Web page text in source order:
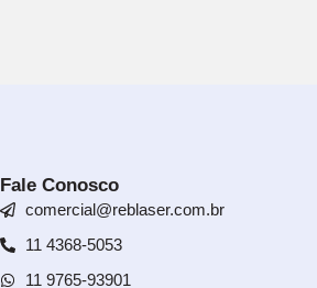
Fale Conosco
comercial@reblaser.com.br
11 4368-5053
11 9765-93901